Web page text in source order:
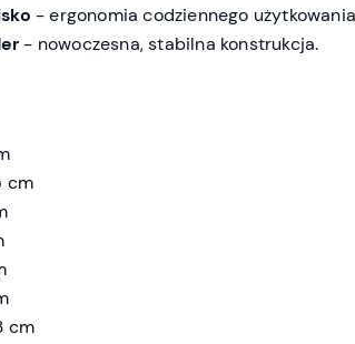
- ergonomia codziennego
- nowoczesna, stabilna konstrukcja.
cm
cm